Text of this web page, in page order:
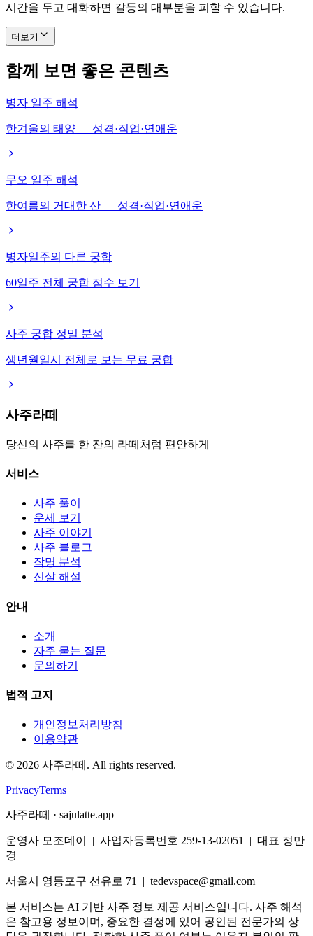
시간을 두고 대화하면 갈등의 대부분을 피할 수 있습니다.
더보기
함께 보면 좋은 콘텐츠
병자 일주 해석
한겨울의 태양 — 성격·직업·연애운
무오 일주 해석
한여름의 거대한 산 — 성격·직업·연애운
병자일주의 다른 궁합
60일주 전체 궁합 점수 보기
사주 궁합 정밀 분석
생년월일시 전체로 보는 무료 궁합
사주라떼
당신의 사주를 한 잔의 라떼처럼 편안하게
서비스
사주 풀이
운세 보기
사주 이야기
사주 블로그
작명 분석
신살 해설
안내
소개
자주 묻는 질문
문의하기
법적 고지
개인정보처리방침
이용약관
© 2026 사주라떼. All rights reserved.
PrivacyTerms
사주라떼 · sajulatte.app
운영사 모조데이 | 사업자등록번호 259-13-02051 | 대표 정만
경
서울시 영등포구 선유로 71 | tedevspace@gmail.com
본 서비스는 AI 기반 사주 정보 제공 서비스입니다. 사주 해석
은 참고용 정보이며, 중요한 결정에 있어 공인된 전문가의 상